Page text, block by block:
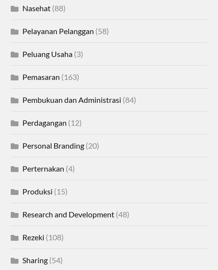
Nasehat (88)
Pelayanan Pelanggan (58)
Peluang Usaha (3)
Pemasaran (163)
Pembukuan dan Administrasi (84)
Perdagangan (12)
Personal Branding (20)
Perternakan (4)
Produksi (15)
Research and Development (48)
Rezeki (108)
Sharing (54)